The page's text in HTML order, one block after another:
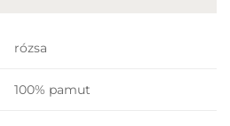
rózsa
100% pamut